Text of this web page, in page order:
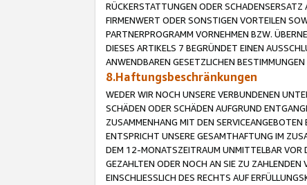
RÜCKERSTATTUNGEN ODER
FIRMENWERT ODER SONSTIGEN VORTEILEN
PARTNERPROGRAMM VORNEHMEN BZW.
DIESES ARTIKELS 7 BEGRÜNDET EINEN
ANWENDBAREN GESETZLICHEN
8.Haftungsbeschränkungen
WEDER WIR NOCH UNSERE VERBUNDENEN
SCHÄDEN ODER SCHÄDEN AUFGRUND
ZUSAMMENHANG MIT DEN
ENTSPRICHT UNSERE GESAMTHAFTUNG IM
DEM 12-MONATSZEITRAUM UNMITTELBAR VOR
GEZAHLTEN ODER NOCH AN SIE ZU ZAHLENDEN
EINSCHLIESSLICH DES RECHTS AUF